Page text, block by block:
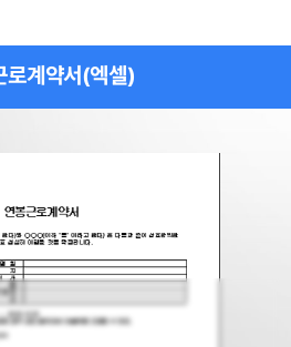
로계약서(엑셀)